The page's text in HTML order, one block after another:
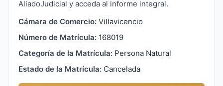
AliadoJudicial y acceda al informe integral.
Cámara de Comercio: Villavicencio
Número de Matrícula: 168019
Categoría de la Matrícula: Persona Natural
Estado de la Matrícula: Cancelada